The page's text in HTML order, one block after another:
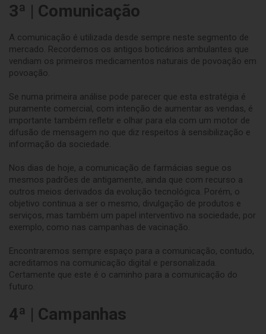
3ª | Comunicação
A comunicação é utilizada desde sempre neste segmento de
mercado. Recordemos os antigos boticários ambulantes que
vendiam os primeiros medicamentos naturais de povoação em
povoação.
Se numa primeira análise pode parecer que esta estratégia é
puramente comercial, com intenção de aumentar as vendas, é
importante também refletir e olhar para ela com um motor de
difusão de mensagem no que diz respeitos à sensibilização e
informação da sociedade.
Nos dias de hoje, a comunicação de farmácias segue os
mesmos padrões de antigamente, ainda que com recurso a
outros meios derivados da evolução tecnológica. Porém, o
objetivo continua a ser o mesmo, divulgação de produtos e
serviços, mas também um papel interventivo na sociedade, por
exemplo, como nas campanhas de vacinação.
Encontraremos sempre espaço para a comunicação, contudo,
acreditamos na comunicação digital e personalizada.
Certamente que este é o caminho para a comunicação do
futuro.
4ª | Campanhas